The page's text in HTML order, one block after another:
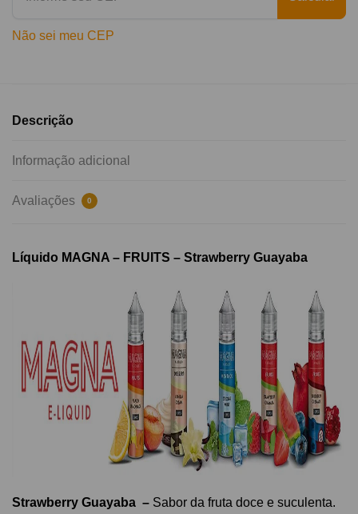
Não sei meu CEP
Descrição
Informação adicional
Avaliações 0
Líquido MAGNA – FRUITS – Strawberry Guayaba
Strawberry Guayaba – Sabor da fruta doce e suculenta.